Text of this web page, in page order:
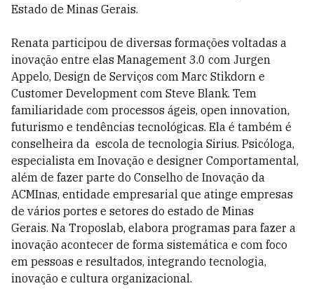
Estado de Minas Gerais.
Renata participou de diversas formações voltadas a
inovação entre elas Management 3.0 com Jurgen
Appelo, Design de Serviços com Marc Stikdorn e
Customer Development com Steve Blank. Tem
familiaridade com processos ágeis, open innovation,
futurismo e tendências tecnológicas. Ela é também é
conselheira da escola de tecnologia Sirius. Psicóloga,
especialista em Inovação e designer Comportamental,
além de fazer parte do Conselho de Inovação da
ACMInas, entidade empresarial que atinge empresas
de vários portes e setores do estado de Minas
Gerais. Na Troposlab, elabora programas para fazer a
inovação acontecer de forma sistemática e com foco
em pessoas e resultados, integrando tecnologia,
inovação e cultura organizacional.